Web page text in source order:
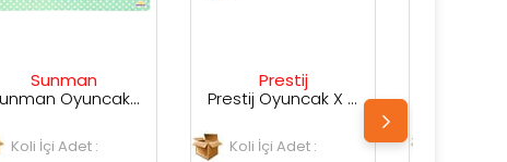
Koli İçi Adet :
Prestij Oyuncak Kutulu Su Silahı
Koli İçi Adet :